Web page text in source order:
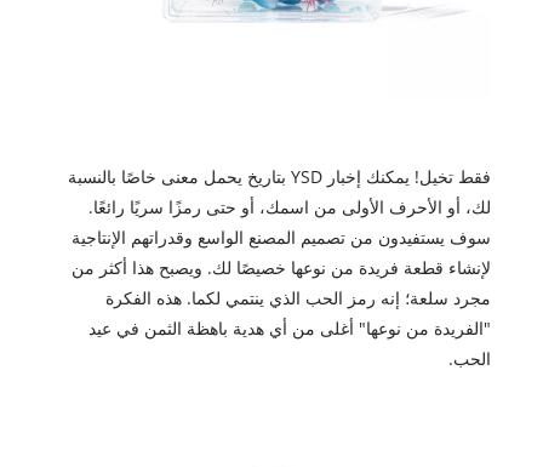
فقط تخيل! يمكنك إخبار YSD بتاريخ يحمل معنى خاصًا بالنسبة
لك، أو الأحرف الأولى من اسمك، أو حتى رمزًا سريًا رائعًا.
سوف يستفيدون من تصميم المصنع الواسع وقدراتهم الإنتاجية
لإنشاء قطعة فريدة من نوعها خصيصًا لك. ويصبح هذا أكثر من
مجرد سلعة؛ إنه رمز الحب الذي ينتمي لكما. هذه الفكرة
"الفريدة من نوعها" أغلى من أي هدية باهظة الثمن في عيد
الحب.